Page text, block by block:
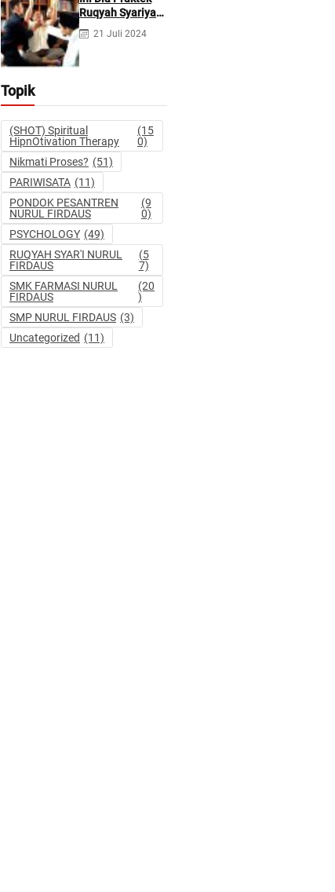
Pidana dan
Perdata
Ruqyah Syariyah
dan Ruqyah
Syetan Menurut
21 Juli 2024
Topik
(SHOT) Spiritual
HipnOtivation Therapy
(15
0)
Nikmati Proses? (51)
PARIWISATA (11)
PONDOK PESANTREN
NURUL FIRDAUS
(9
0)
PSYCHOLOGY (49)
RUQYAH SYAR'I NURUL
FIRDAUS
(5
7)
SMK FARMASI NURUL
FIRDAUS
(20
)
SMP NURUL FIRDAUS (3)
Uncategorized (11)